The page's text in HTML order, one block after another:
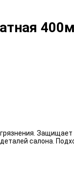
салона.